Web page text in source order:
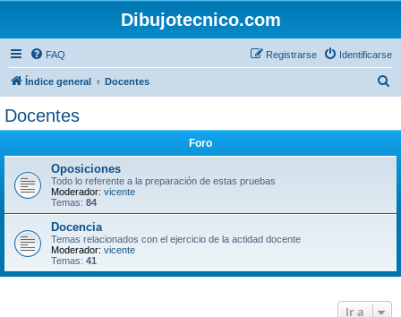
Dibujotecnico.com
FAQ Identificarse
Registrarse
Índice general Docentes
Docentes
Foro
Oposiciones
Todo lo referente a la preparación de estas pruebas
Moderador: vicente
Temas: 84
Docencia
Temas relacionados con el ejercicio de la actidad docente
Moderador: vicente
Temas: 41
Ir a